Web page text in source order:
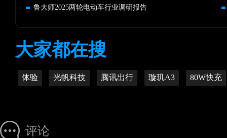
鲁大师2025两轮电动车行业调研报告
大家都在搜
体验 光帆科技 腾讯出行 璇玑A3 80W快充
评论